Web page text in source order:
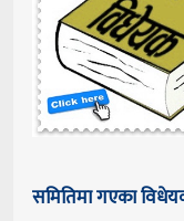
समितिमा गएका